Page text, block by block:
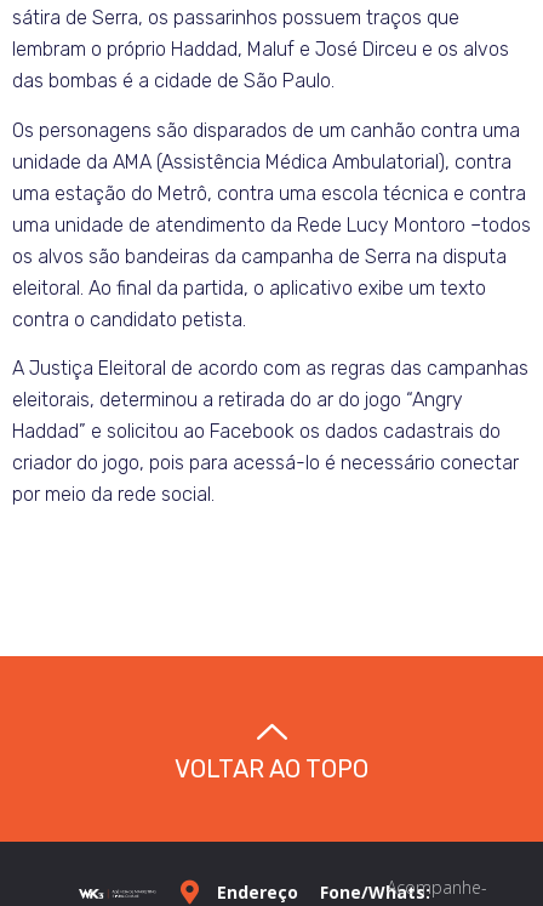
sátira de Serra, os passarinhos possuem traços que
lembram o próprio Haddad, Maluf e José Dirceu e os alvos
das bombas é a cidade de São Paulo.
Os personagens são disparados de um canhão contra uma
unidade da AMA (Assistência Médica Ambulatorial), contra
uma estação do Metrô, contra uma escola técnica e contra
uma unidade de atendimento da Rede Lucy Montoro –todos
os alvos são bandeiras da campanha de Serra na disputa
eleitoral. Ao final da partida, o aplicativo exibe um texto
contra o candidato petista.
A Justiça Eleitoral de acordo com as regras das campanhas
eleitorais, determinou a retirada do ar do jogo “Angry
Haddad” e solicitou ao Facebook os dados cadastrais do
criador do jogo, pois para acessá-lo é necessário conectar
por meio da rede social.
VOLTAR AO TOPO
Endereço Fone/Whats:Acompanhe-